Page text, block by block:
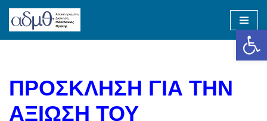
Skip
ΠΡΟΣΚΛΗΣΗ ΓΙΑ ΤΗΝ
ΑΞΙΩΣΗ ΤΟΥ